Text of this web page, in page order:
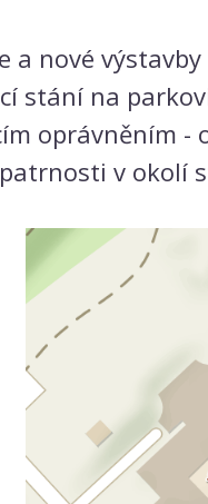
a nové
stání na
oprávněním -
v okolí